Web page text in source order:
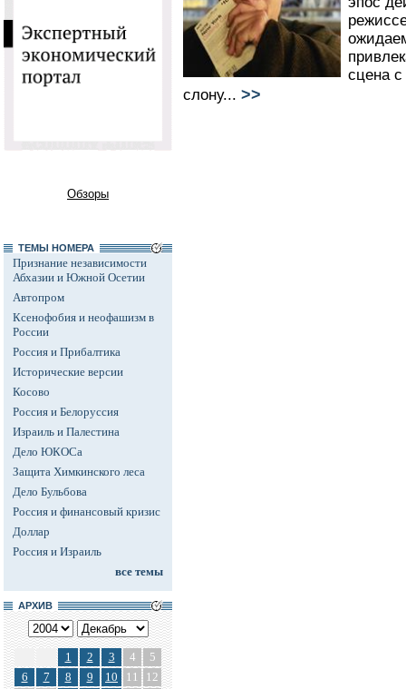
Обзоры
ТЕМЫ НОМЕРА
Признание независимости
Абхазии и Южной Осетии
Автопром
Ксенофобия и неофашизм в
России
Россия и Прибалтика
Исторические версии
Косово
Россия и Белоруссия
Израиль и Палестина
Дело ЮКОСа
Защита Химкинского леса
Дело Бульбова
Россия и финансовый кризис
Доллар
Россия и Израиль
все темы
АРХИВ
1 2 3 4
5
6
7 8 9 10 11
12
сцена
слону... >>